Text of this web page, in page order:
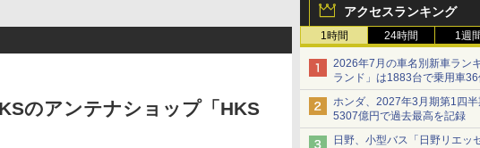
アクセスランキング
1時間 24時間 1週
2026年7月の車名別新車ラン
ランド」は1883台で乗用車
は2591台で27位に
ホンダ、2027年3月期第1四
5307億円で過去最高を記録
日野、小型バス「日野リエッ
のアンテナショップ「HKS